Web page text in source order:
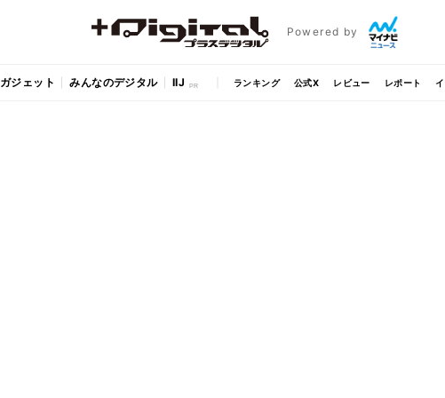
Powered by
ガジェット みんなのデジタル IIJ ランキング 公式X レビュー レポート